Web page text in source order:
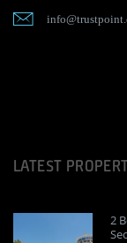
LATEST
2